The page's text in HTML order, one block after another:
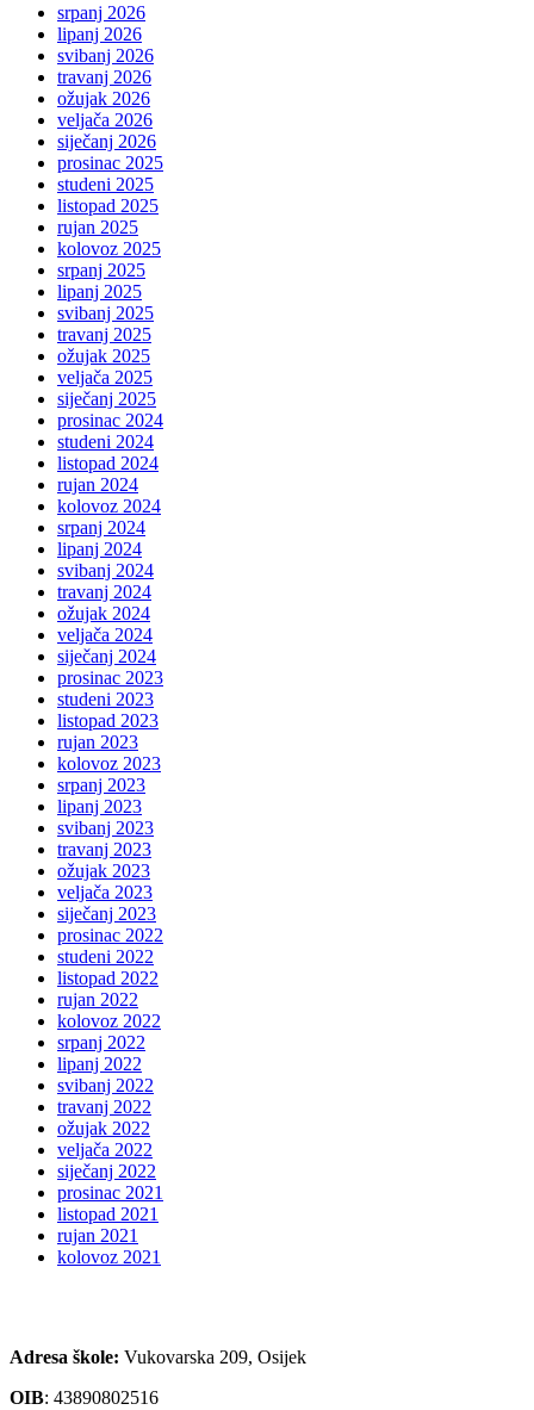
srpanj 2026
lipanj 2026
svibanj 2026
travanj 2026
ožujak 2026
veljača 2026
siječanj 2026
prosinac 2025
studeni 2025
listopad 2025
rujan 2025
kolovoz 2025
srpanj 2025
lipanj 2025
svibanj 2025
travanj 2025
ožujak 2025
veljača 2025
siječanj 2025
prosinac 2024
studeni 2024
listopad 2024
rujan 2024
kolovoz 2024
srpanj 2024
lipanj 2024
svibanj 2024
travanj 2024
ožujak 2024
veljača 2024
siječanj 2024
prosinac 2023
studeni 2023
listopad 2023
rujan 2023
kolovoz 2023
srpanj 2023
lipanj 2023
svibanj 2023
travanj 2023
ožujak 2023
veljača 2023
siječanj 2023
prosinac 2022
studeni 2022
listopad 2022
rujan 2022
kolovoz 2022
srpanj 2022
lipanj 2022
svibanj 2022
travanj 2022
ožujak 2022
veljača 2022
siječanj 2022
prosinac 2021
listopad 2021
rujan 2021
kolovoz 2021
Adresa škole: Vukovarska 209, Osijek
OIB: 43890802516